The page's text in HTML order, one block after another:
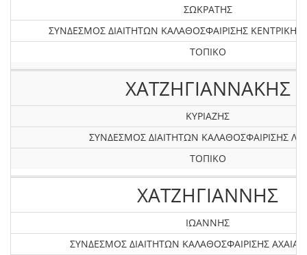
ΣΩΚΡΑΤΗΣ
ΣΥΝΔΕΣΜΟΣ ΔΙΑΙΤΗΤΩΝ ΚΑΛΑΘΟΣΦΑΙΡΙΣΗΣ
ΤΟΠΙΚΟ
ΧΑΤΖΗΓΙΑΝΝΑΚΗΣ
ΚΥΡΙΑΖΗΣ
ΣΥΝΔΕΣΜΟΣ ΔΙΑΙΤΗΤΩΝ ΚΑΛΑΘΟΣΦΑΙΡΙΣΗΣ
ΤΟΠΙΚΟ
ΧΑΤΖΗΓΙΑΝΝΗΣ
ΙΩΑΝΝΗΣ
ΣΥΝΔΕΣΜΟΣ ΔΙΑΙΤΗΤΩΝ ΚΑΛΑΘΟΣΦΑΙΡΙΣΗΣ AXAIAΣ